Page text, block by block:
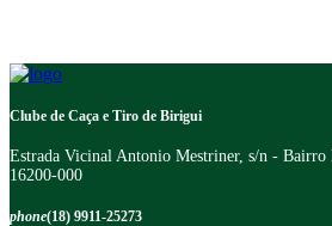
Clube de Caça e Tiro de Birigui
Estrada Vicinal Antonio Mestriner, s/n -
16200-000
phone(18) 9911-25273